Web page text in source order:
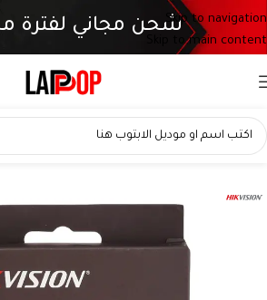
Skip to navigation
Skip to main content
شحن مجاني لفترة